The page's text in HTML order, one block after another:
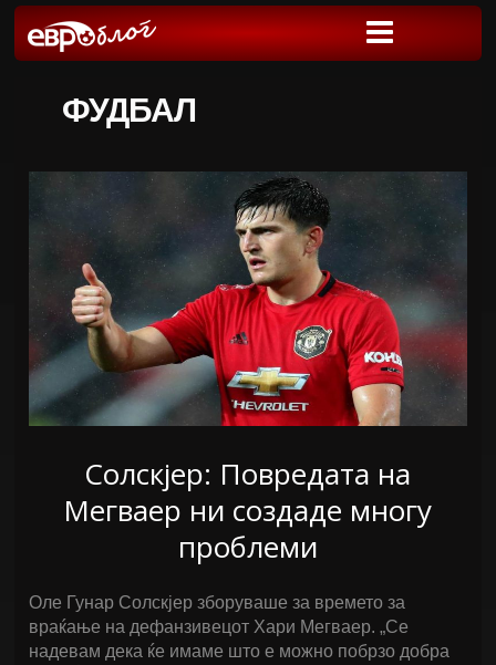
ФУДБАЛ
Солскјер: Повредата на
Мегваер ни создаде многу
проблеми
Оле Гунар Солскјер зборуваше за времето за
враќање на дефанзивецот Хари Мегваер. „Се
надевам дека ќе имаме што е можно побрзо добра